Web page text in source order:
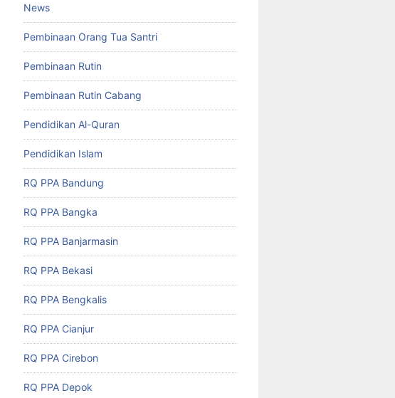
News
Pembinaan Orang Tua Santri
Pembinaan Rutin
Pembinaan Rutin Cabang
Pendidikan Al-Quran
Pendidikan Islam
RQ PPA Bandung
RQ PPA Bangka
RQ PPA Banjarmasin
RQ PPA Bekasi
RQ PPA Bengkalis
RQ PPA Cianjur
RQ PPA Cirebon
RQ PPA Depok